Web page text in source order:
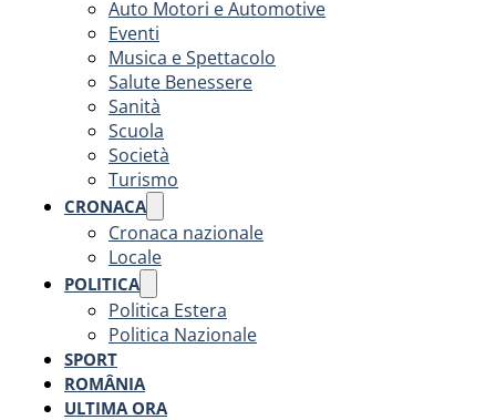
Auto Motori e Automotive
Eventi
Musica e Spettacolo
Salute Benessere
Sanità
Scuola
Società
Turismo
CRONACA
Cronaca nazionale
Locale
POLITICA
Politica Estera
Politica Nazionale
SPORT
ROMÂNIA
ULTIMA ORA